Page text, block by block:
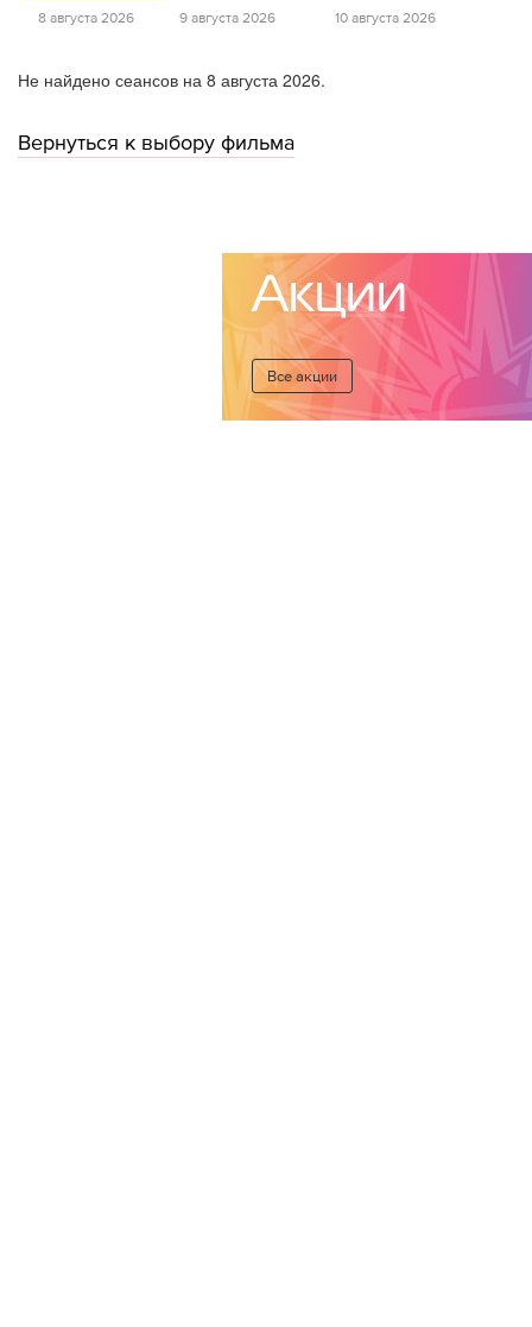
8 августа 2026 9 августа 2026 10 августа 2026
Не найдено сеансов на 8 августа 2026.
Вернуться к выбору фильма
Акции
Все акции